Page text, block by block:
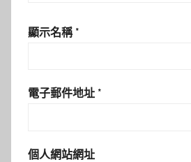
顯示名稱 *
電子郵件地址 *
個人網站網址